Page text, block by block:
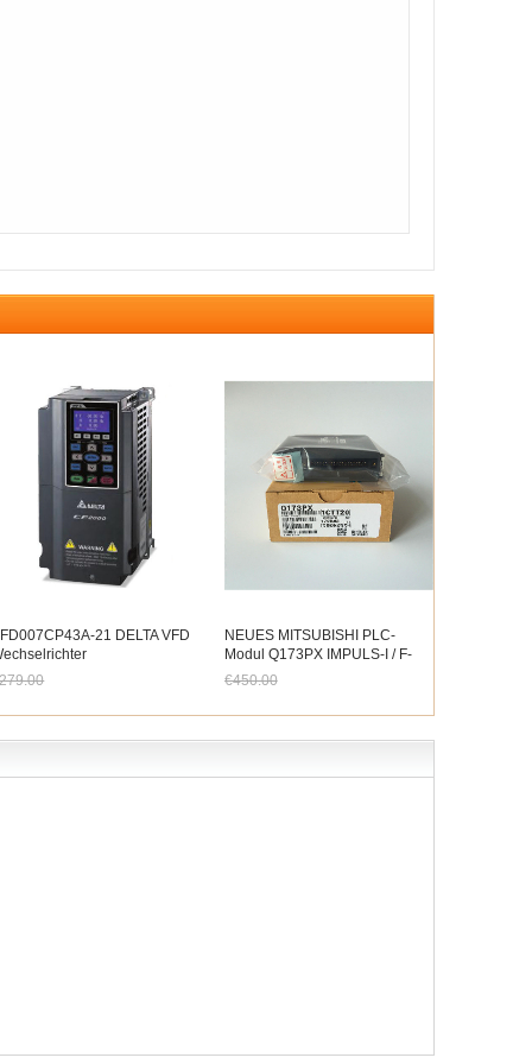
21 DELTA VFD
750 W 1 PS
NEUES MITSUBISHI PLC-
Modul Q173PX IMPULS-I / F-
EINHEIT IM KASTEN
€450.00